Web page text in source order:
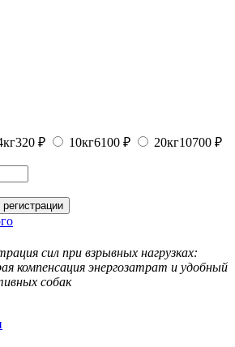
320 ₽ 10кг6100 ₽ 20кг10700 ₽
сил при взрывных нагрузках:
компенсация энергозатрат и удобный
собак